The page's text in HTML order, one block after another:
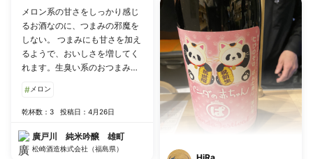
メロン系の甘さをしっかり感じ
るお酒なのに、つまみの邪魔を
しない。 つまみにも甘さを加え
るようで、おいしさを増してく
れます。生臭い系のおつまみよ
の相性が良さそう。
# メロン
乾杯数：3 投稿日：4月26日
廣戸川 純米吟醸 雄町
松崎酒造株式会社（福島県）